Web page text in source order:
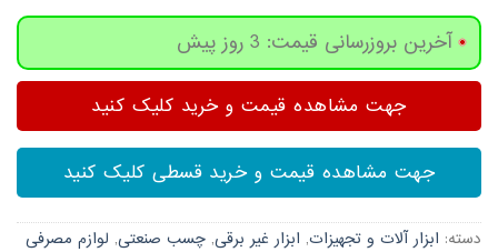
آخرین بروزرسانی قیمت: 3 روز پیش
جهت مشاهده قیمت و خرید کلیک کنید
جهت مشاهده قیمت و خرید قسطی کلیک کنید
دسته: ابزار آلات و تجهیزات, ابزار غیر برقی, چسب صنعتی, لوازم مصرفی